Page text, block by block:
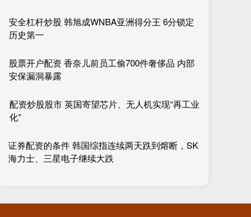
安全杠杆炒股 韩旭成WNBA亚洲得分王 6分锁定
历史第一
股票开户配资 香奈儿前员工偷700件奢侈品 内部
安保漏洞暴露
配资炒股股市 英国寄望芯片、无人机实现“再工业
化”
证券配资的条件 韩国综指连续两天跌到熔断，SK
海力士、三星电子继续大跌